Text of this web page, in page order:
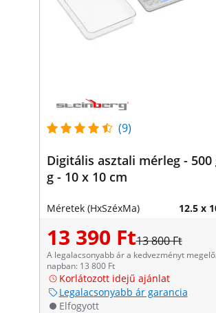
(9)
Digitális asztali mérleg - 500
g - 10 x 10 cm
Méretek (HxSzéxMa) 12.5 x
13 390 Ft13 800 Ft
A legalacsonyabb ár a kedvezményt
napban: 13 800 Ft
Korlátozott idejű ajánlat
Legalacsonyabb ár garancia
Elfogyott